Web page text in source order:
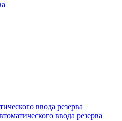
ввода резерва
ввода резерва